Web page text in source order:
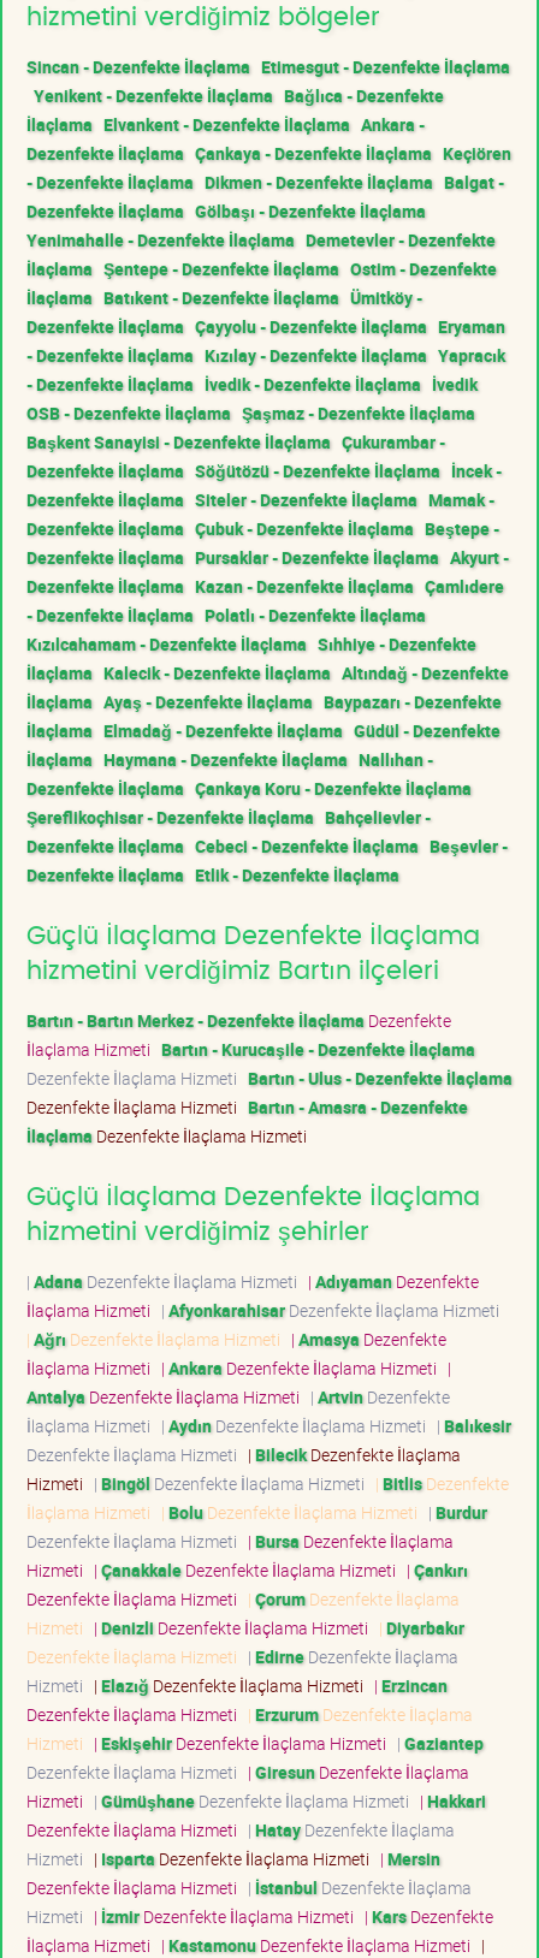
hizmetini verdiğimiz bölgeler
Sincan - Dezenfekte İlaçlama Etimesgut - Dezenfekte İlaçlama
Yenikent - Dezenfekte İlaçlama Bağlıca - Dezenfekte
İlaçlama Elvankent - Dezenfekte İlaçlama Ankara -
Dezenfekte İlaçlama Çankaya - Dezenfekte İlaçlama Keçiören
- Dezenfekte İlaçlama Dikmen - Dezenfekte İlaçlama Balgat -
Dezenfekte İlaçlama Gölbaşı - Dezenfekte İlaçlama
Yenimahalle - Dezenfekte İlaçlama Demetevler - Dezenfekte
İlaçlama Şentepe - Dezenfekte İlaçlama Ostim - Dezenfekte
İlaçlama Batıkent - Dezenfekte İlaçlama Ümitköy -
Dezenfekte İlaçlama Çayyolu - Dezenfekte İlaçlama Eryaman
- Dezenfekte İlaçlama Kızılay - Dezenfekte İlaçlama Yapracık
- Dezenfekte İlaçlama İvedik - Dezenfekte İlaçlama İvedik
OSB - Dezenfekte İlaçlama Şaşmaz - Dezenfekte İlaçlama
Başkent Sanayisi - Dezenfekte İlaçlama Çukurambar -
Dezenfekte İlaçlama Söğütözü - Dezenfekte İlaçlama İncek -
Dezenfekte İlaçlama Siteler - Dezenfekte İlaçlama Mamak -
Dezenfekte İlaçlama Çubuk - Dezenfekte İlaçlama Beştepe -
Dezenfekte İlaçlama Pursaklar - Dezenfekte İlaçlama Akyurt -
Dezenfekte İlaçlama Kazan - Dezenfekte İlaçlama Çamlıdere
- Dezenfekte İlaçlama Polatlı - Dezenfekte İlaçlama
Kızılcahamam - Dezenfekte İlaçlama Sıhhiye - Dezenfekte
İlaçlama Kalecik - Dezenfekte İlaçlama Altındağ - Dezenfekte
İlaçlama Ayaş - Dezenfekte İlaçlama Baypazarı - Dezenfekte
İlaçlama Elmadağ - Dezenfekte İlaçlama Güdül - Dezenfekte
İlaçlama Haymana - Dezenfekte İlaçlama Nallıhan -
Dezenfekte İlaçlama Çankaya Koru - Dezenfekte İlaçlama
Şereflikoçhisar - Dezenfekte İlaçlama Bahçelievler -
Dezenfekte İlaçlama Cebeci - Dezenfekte İlaçlama Beşevler -
Dezenfekte İlaçlama Etlik - Dezenfekte İlaçlama
Güçlü İlaçlama Dezenfekte İlaçlama
hizmetini verdiğimiz Bartın ilçeleri
Bartın - Bartın Merkez - Dezenfekte İlaçlama Dezenfekte
İlaçlama Hizmeti Bartın - Kurucaşile - Dezenfekte İlaçlama
Dezenfekte İlaçlama Hizmeti Bartın - Ulus - Dezenfekte İlaçlama
Dezenfekte İlaçlama Hizmeti Bartın - Amasra - Dezenfekte
İlaçlama Dezenfekte İlaçlama Hizmeti
Güçlü İlaçlama Dezenfekte İlaçlama
hizmetini verdiğimiz şehirler
| Adana Dezenfekte İlaçlama Hizmeti | AdıyamanDezenfekte
İlaçlama Hizmeti | AfyonkarahisarDezenfekte İlaçlama Hizmeti
| Ağrı Dezenfekte İlaçlama Hizmeti | Amasya Dezenfekte
İlaçlama Hizmeti | Ankara Dezenfekte İlaçlama Hizmeti |
Antalya Dezenfekte İlaçlama Hizmeti | ArtvinDezenfekte
İlaçlama Hizmeti | AydınDezenfekte İlaçlama Hizmeti | Balıkesir
Dezenfekte İlaçlama Hizmeti | BilecikDezenfekte İlaçlama
Hizmeti | Bingöl Dezenfekte İlaçlama Hizmeti | BitlisDezenfekte
İlaçlama Hizmeti | BoluDezenfekte İlaçlama Hizmeti | Burdur
Dezenfekte İlaçlama Hizmeti | Bursa Dezenfekte İlaçlama
Hizmeti | ÇanakkaleDezenfekte İlaçlama Hizmeti | Çankırı
Dezenfekte İlaçlama Hizmeti | ÇorumDezenfekte İlaçlama
Hizmeti | Denizli Dezenfekte İlaçlama Hizmeti | Diyarbakır
Dezenfekte İlaçlama Hizmeti | EdirneDezenfekte İlaçlama
Hizmeti | Elazığ Dezenfekte İlaçlama Hizmeti | Erzincan
Dezenfekte İlaçlama Hizmeti | ErzurumDezenfekte İlaçlama
Hizmeti | EskişehirDezenfekte İlaçlama Hizmeti | Gaziantep
Dezenfekte İlaçlama Hizmeti | GiresunDezenfekte İlaçlama
Hizmeti | GümüşhaneDezenfekte İlaçlama Hizmeti | Hakkari
Dezenfekte İlaçlama Hizmeti | HatayDezenfekte İlaçlama
Hizmeti | Isparta Dezenfekte İlaçlama Hizmeti | Mersin
Dezenfekte İlaçlama Hizmeti | İstanbul Dezenfekte İlaçlama
Hizmeti | İzmirDezenfekte İlaçlama Hizmeti | KarsDezenfekte
İlaçlama Hizmeti | KastamonuDezenfekte İlaçlama Hizmeti |